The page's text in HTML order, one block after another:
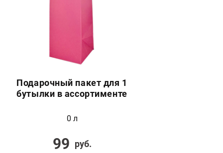
Подарочный пакет для 1
бутылки в ассортименте
0 л
99 руб.